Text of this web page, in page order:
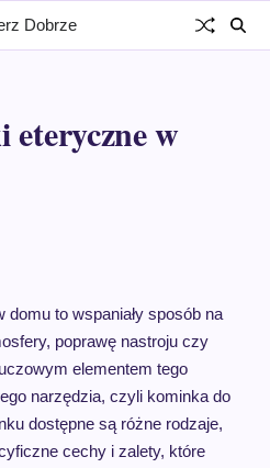
w
domu to wspaniały sposób na
poprawę nastroju czy
elementem tego
narzędzia, czyli kominka do
dostępne są różne rodzaje,
cechy i zalety, które